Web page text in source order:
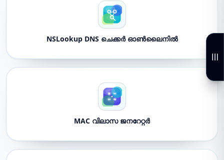
NSLookup DNS ചെക്കർ ഓൺലൈനിൽ
MAC വിലാസ ജനറേറ്റർ